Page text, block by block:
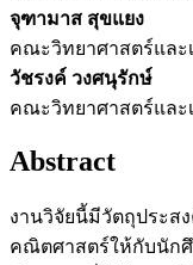
จุฑามาส สุขแยง
คณะวิทยาศาสตร์และ
วัชรงค์ วงศนุรักษ์
คณะวิทยาศาสตร์และ
Abstract
งานวิจัยนี้มีวัตถุประ
คณิตศาสตร์ให้กับนัก